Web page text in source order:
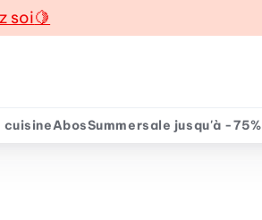
soi🍋
cuisineAbosSummersale jusqu'à -75%